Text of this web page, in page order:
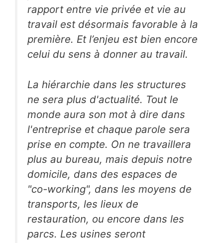
rapport entre vie privée et vie au
travail est désormais favorable à la
première. Et l’enjeu est bien encore
celui du sens à donner au travail.
La hiérarchie dans les structures
ne sera plus d'actualité. Tout le
monde aura son mot à dire dans
l'entreprise et chaque parole sera
prise en compte. On ne travaillera
plus au bureau, mais depuis notre
domicile, dans des espaces de
"co-working", dans les moyens de
transports, les lieux de
restauration, ou encore dans les
parcs. Les usines seront